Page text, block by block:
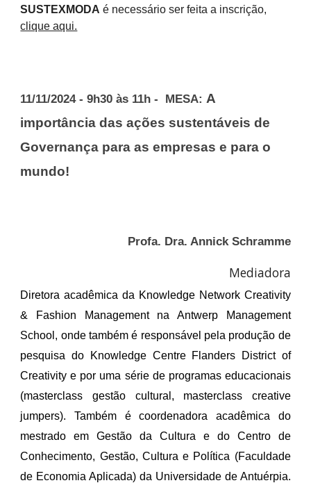
SUSTEXMODA é necessário ser feita a inscrição,
clique aqui.
11/11/2024 - 9h30 às 11h - MESA:A
importância das ações sustentáveis de
Governança para as empresas e para o
mundo!
Profa. Dra. Annick Schramme
Mediadora
Diretora acadêmica da Knowledge Network Creativity
& Fashion Management na Antwerp Management
School, onde também é responsável pela produção de
pesquisa do Knowledge Centre Flanders District of
Creativity e por uma série de programas educacionais
(masterclass gestão cultural, masterclass creative
jumpers). Também é coordenadora acadêmica do
mestrado em Gestão da Cultura e do Centro de
Conhecimento, Gestão, Cultura e Política (Faculdade
de Economia Aplicada) da Universidade de Antuérpia.